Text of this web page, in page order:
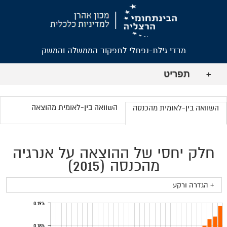
מדדי גילת-נפתלי לתפקוד הממשלה והמשק
+ תפריט
השוואה בין-לאומית מהכנסה השוואה בין-לאומית מהוצאה
חלק יחסי של ההוצאה על אנרגיה
מהכנסה (2015)
+ הגדרה ורקע
0.19%